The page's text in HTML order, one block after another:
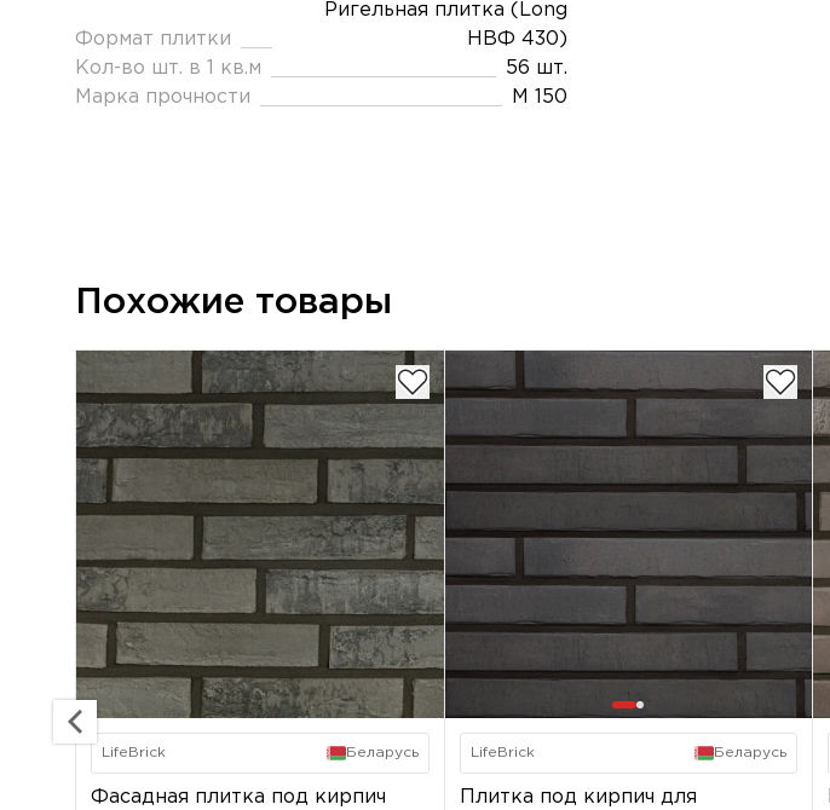
Формат плитки
Ригельная плитка (Long
НВФ 430)
Кол-во шт. в 1 кв.м
56 шт.
Марка прочности
М 150
Похожие товары
LifeBrick Беларусь
Фасадная плитка под кирпич
LifeBrick Беларусь
Плитка под кирпич для